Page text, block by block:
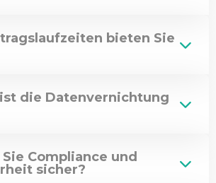
bieten Sie
die Datenvernichtung
Compliance und
sicher?